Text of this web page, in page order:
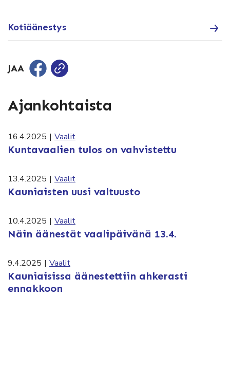
Kotiäänestys
JAA
Ajankohtaista
16.4.2025 | Vaalit
Kuntavaalien tulos on vahvistettu
13.4.2025 | Vaalit
Kauniaisten uusi valtuusto
10.4.2025 | Vaalit
Näin äänestät vaalipäivänä 13.4.
9.4.2025 | Vaalit
Kauniaisissa äänestettiin ahkerasti
ennakkoon